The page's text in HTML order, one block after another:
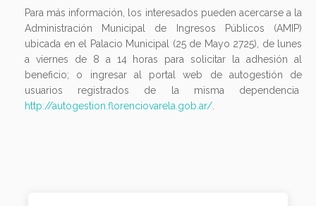
Para más información, los interesados pueden acercarse a la
Administración Municipal de Ingresos Públicos (AMIP)
ubicada en el Palacio Municipal (25 de Mayo 2725), de lunes
a viernes de 8 a 14 horas para solicitar la adhesión al
beneficio; o ingresar al portal web de autogestión de
usuarios registrados de la misma dependencia
http://autogestion.florenciovarela.gob.ar/